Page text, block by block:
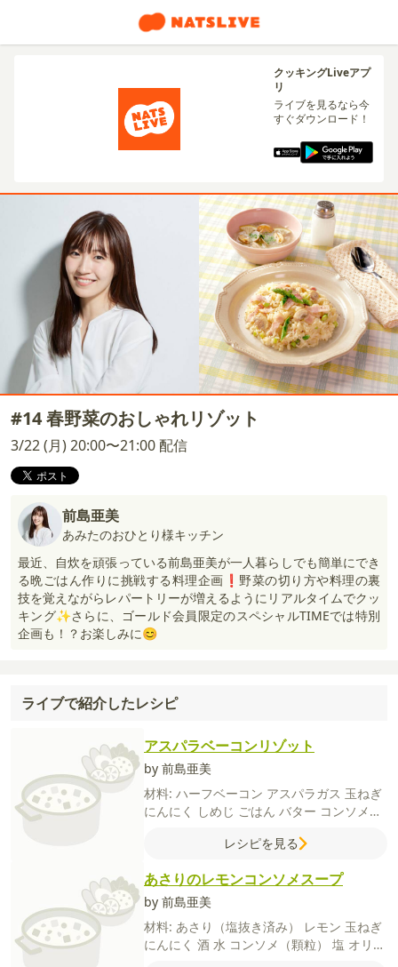
クッキングLiveアプ
リ
ライブを見るなら今
すぐダウンロード！
#14 春野菜のおしゃれリゾット
3/22 (月) 20:00〜21:00 配信
前島亜美
あみたのおひとり様キッチン
最近、自炊を頑張っている前島亜美が一人暮らしでも簡単にでき
る晩ごはん作りに挑戦する料理企画❗野菜の切り方や料理の裏
技を覚えながらレパートリーが増えるようにリアルタイムでクッ
キング✨さらに、ゴールド会員限定のスペシャルTIMEでは特別
企画も！？お楽しみに😊
ライブで紹介したレシピ
アスパラベーコンリゾット
by 前島亜美
材料: ハーフベーコン アスパラガス 玉ねぎ
にんにく
しめじ ごはん バター コンソメの
粗びき黒こしょう
レシピを見る
あさりのレモンコンソメスープ
by 前島亜美
材料: あさり（塩抜き済み） レモン 玉ねぎ
にんにく 酒 水 コンソメ（顆粒） 塩 オリー